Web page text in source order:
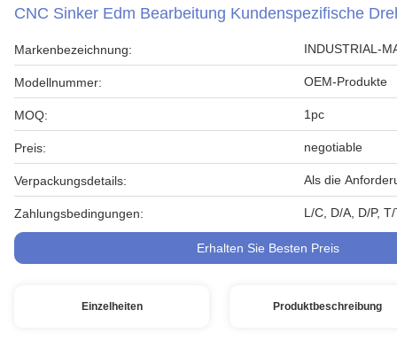
CNC Sinker Edm Bearbeitung Kundenspezifische
Markenbezeichnung: INDUSTRIAL-
Modellnummer: OEM-Produkte
MOQ: 1pc
Preis: negotiable
Verpackungsdetails: Als die
Zahlungsbedingungen: L/C, D/A, D/P,
Erhalten Sie Besten Preis
Einzelheiten Produktbeschreibung